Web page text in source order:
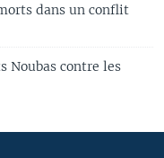
dans un conflit
Noubas contre les